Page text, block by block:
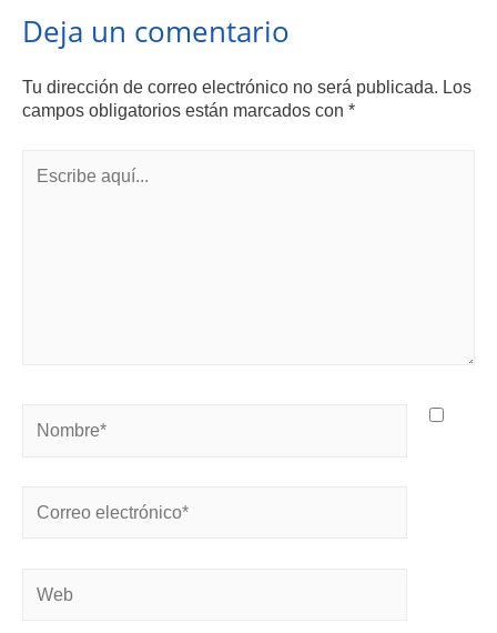
Deja un comentario
Tu dirección de correo electrónico no será publicada. Los
campos obligatorios están marcados con *